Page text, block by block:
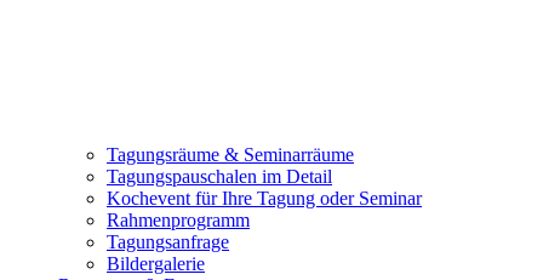
Tagungsräume & Seminarräume
Tagungspauschalen im Detail
Kochevent für Ihre Tagung oder Seminar
Rahmenprogramm
Tagungsanfrage
Bildergalerie